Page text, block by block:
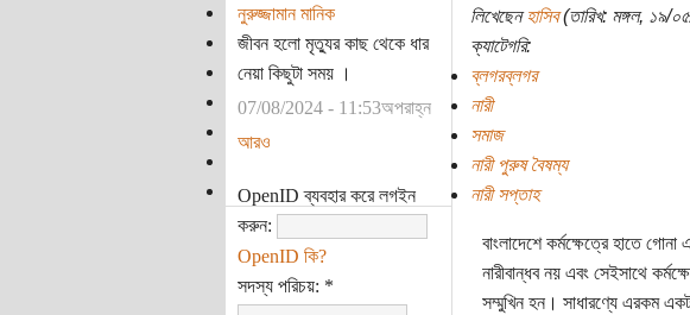
নুরুজ্জামান মানিক
জীবন হলো মৃত্যুর কাছ থেকে ধার
নেয়া কিছুটা সময় ।
07/08/2024 - 11:53অপরাহ্ন
আরও
OpenID ব্যবহার করে লগইন
করুন:
OpenID কি?
সদস্য পরিচয়: *
লিখেছেনহাসিব(তারিখ: মঙ্গল, ১৯/
ক্যাটেগরি:
ব্লগরব্লগর
নারী
সমাজ
নারী পুরুষ বৈষম্য
নারী সপ্তাহ
বাংলাদেশে কর্মক্ষেত্রে হাতে
নারীবান্ধব নয় এবং সেইসাথে
সম্মুখিন হন। সাধারণ্যে এরকম